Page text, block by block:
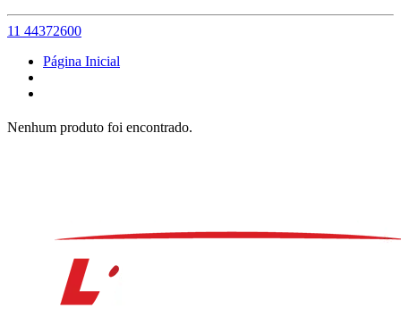
11 44372600
Página Inicial
Nenhum produto foi encontrado.